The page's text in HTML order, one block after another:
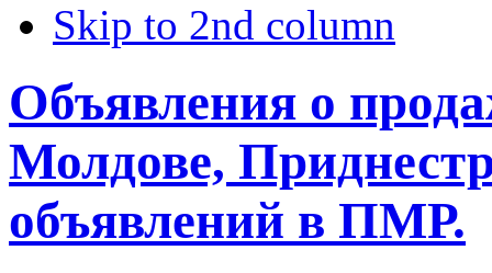
Skip to 2nd column
Объявления о
Молдове,
объявлений в ПМР.